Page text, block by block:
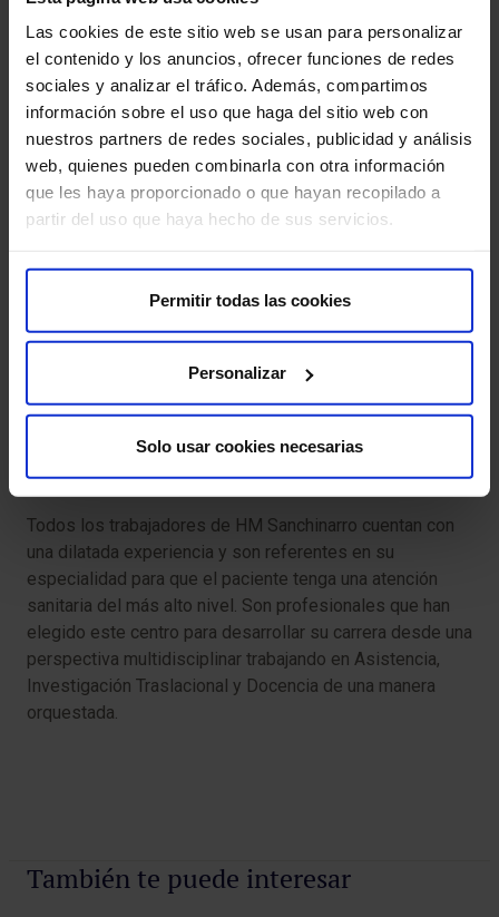
Las cookies de este sitio web se usan para personalizar
el contenido y los anuncios, ofrecer funciones de redes
sociales y analizar el tráfico. Además, compartimos
información sobre el uso que haga del sitio web con
nuestros partners de redes sociales, publicidad y análisis
web, quienes pueden combinarla con otra información
que les haya proporcionado o que hayan recopilado a
partir del uso que haya hecho de sus servicios.
Permitir todas las cookies
Personalizar
Solo usar cookies necesarias
la Unidad de Radiología de la Mujer, el Servicio de
Oncología Radioterápica, la Unidad de Cáncer y
Embarazo o la Unidad de Prevención Precoz
Personalizada son ejemplos de servicios de máximo
nivel.​
Por otro lado, HM CIOCC integra además una unidad
sofisticada y altamente reconocida de investigación
que permite tratar a los pacientes con fármacos
realmente innovadores años antes de su potencial
comercialización. Además, el centro tiene un servicio
Dianas Terapéuticas, que integra un conocimiento que
engloba desde el análisis más convencional hasta las
determinaciones moleculares más sofisticadas.
Todos los trabajadores de HM Sanchinarro cuentan con
una dilatada experiencia y son referentes en su
especialidad para que el paciente tenga una atención
sanitaria del más alto nivel. Son profesionales que han
elegido este centro para desarrollar su carrera desde una
perspectiva multidisciplinar trabajando en Asistencia,
Investigación Traslacional y Docencia de una manera
orquestada.​
También te puede interesar